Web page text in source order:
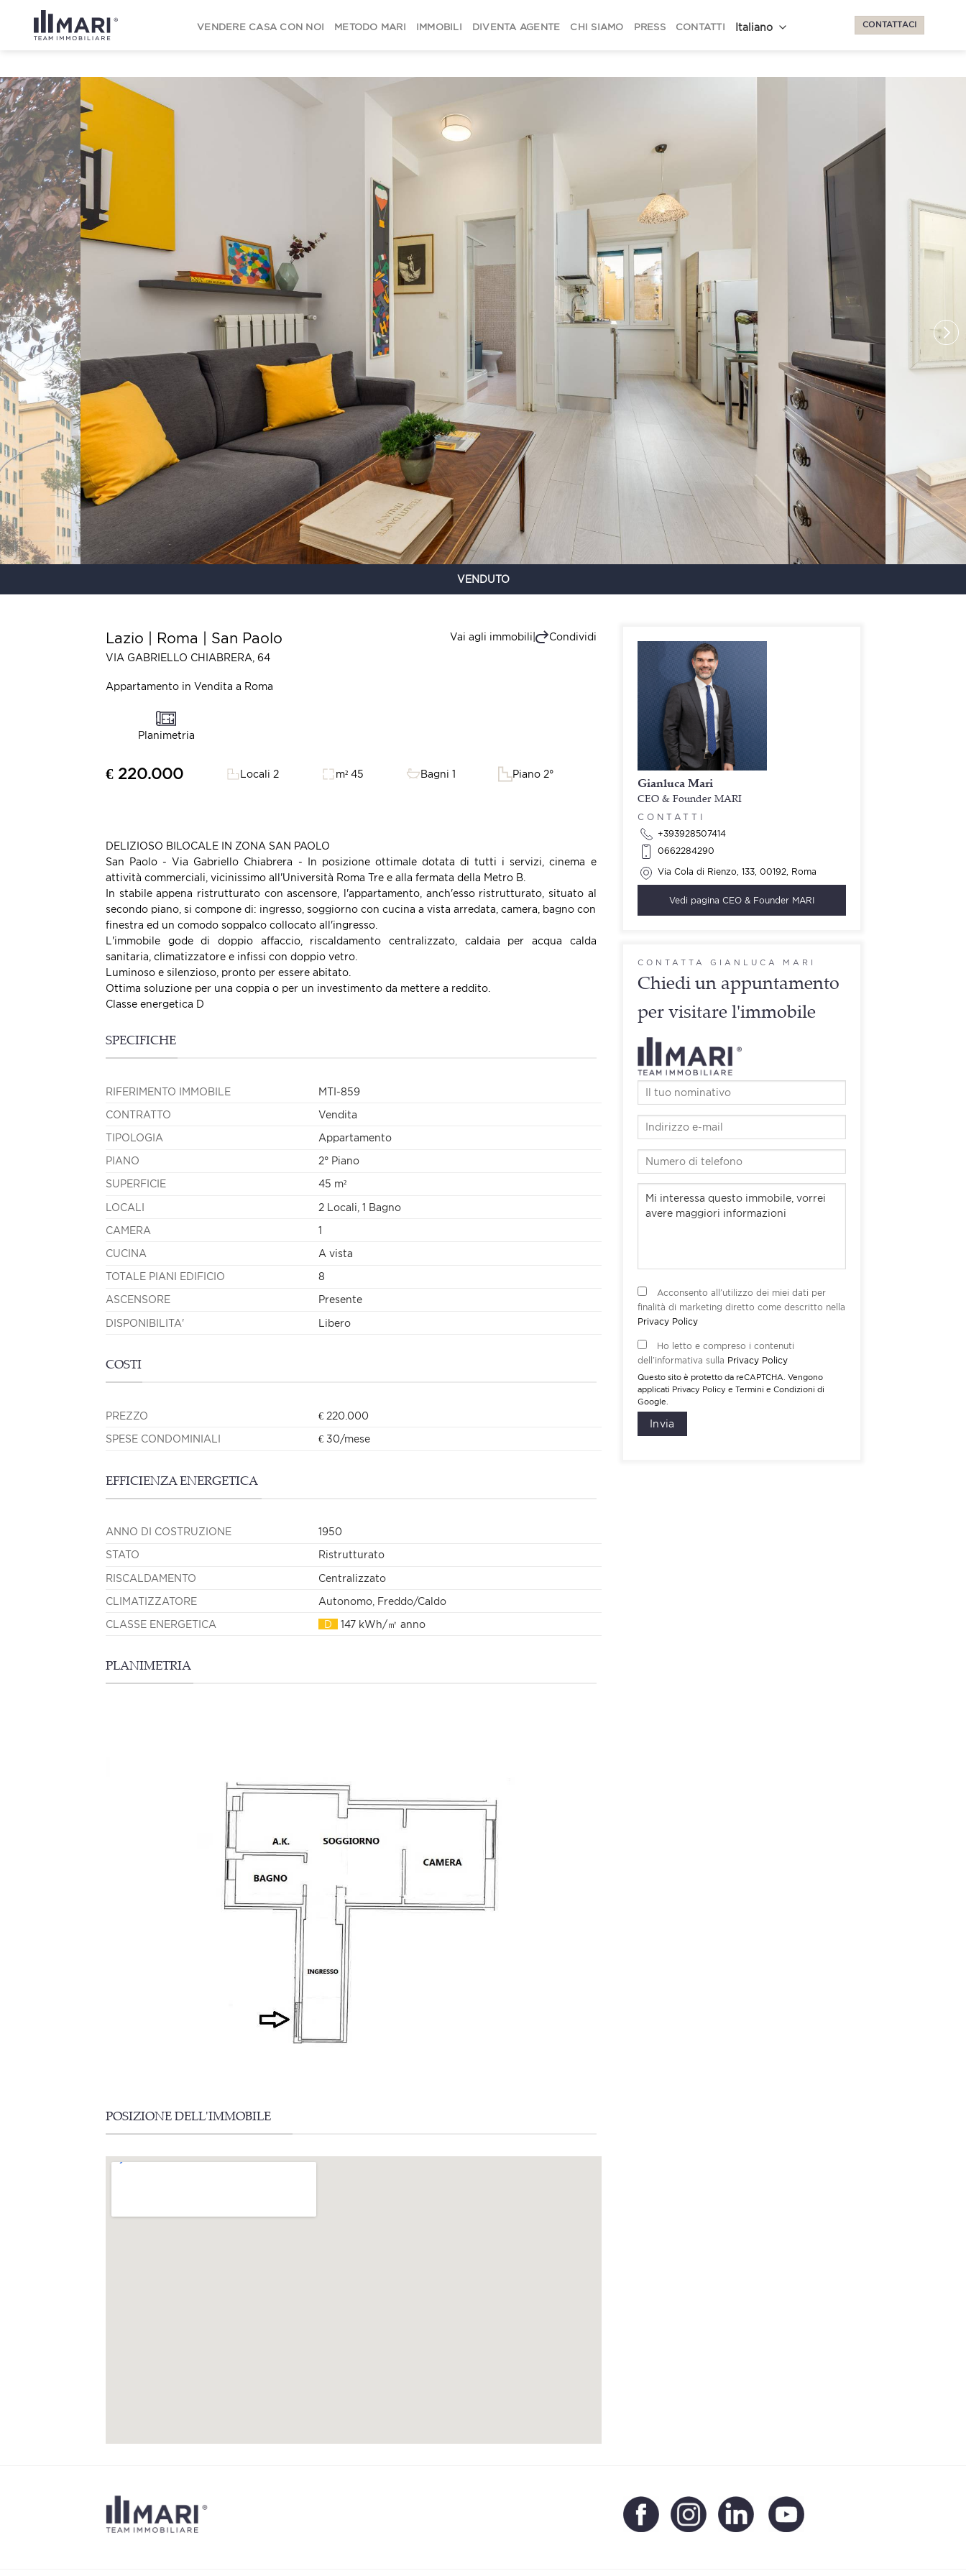
VENDERE CASA CON NOI METODO MARI IMMOBILI DIVENTA AGENTE CHI SIAMO PRESS CONTATTI CONTATTACI
VENDUTO
Lazio | Roma | San Paolo
VIA GABRIELLO CHIABRERA, 64
Appartamento in Vendita a Roma
Vai agli immobili Condividi
Planimetria
€ 220.000 Locali 2 m² 45 Bagni 1 Piano 2°
DELIZIOSO BILOCALE IN ZONA SAN PAOLO
San Paolo - Via Gabriello Chiabrera - In posizione ottimale dotata di tutti i servizi, cinema e
attività commerciali, vicinissimo all'Università Roma Tre e alla fermata della Metro B.
In stabile appena ristrutturato con ascensore, l'appartamento, anch'esso ristrutturato, situato al
secondo piano, si compone di: ingresso, soggiorno con cucina a vista arredata, camera, bagno con
finestra ed un comodo soppalco collocato all'ingresso.
L'immobile gode di doppio affaccio, riscaldamento centralizzato, caldaia per acqua calda
sanitaria, climatizzatore e infissi con doppio vetro.
Luminoso e silenzioso, pronto per essere abitato.
Ottima soluzione per una coppia o per un investimento da mettere a reddito.
Classe energetica D
SPECIFICHE
RIFERIMENTO IMMOBILE MTI-859
CONTRATTO Vendita
TIPOLOGIA Appartamento
PIANO 2° Piano
SUPERFICIE 45 m²
LOCALI 2 Locali, 1 Bagno
CAMERA 1
CUCINA A vista
TOTALE PIANI EDIFICIO 8
ASCENSORE Presente
DISPONIBILITA' Libero
COSTI
PREZZO € 220.000
SPESE CONDOMINIALI € 30/mese
EFFICIENZA ENERGETICA
ANNO DI COSTRUZIONE 1950
STATO Ristrutturato
RISCALDAMENTO Centralizzato
CLIMATIZZATORE Autonomo, Freddo/Caldo
CLASSE ENERGETICA D 147 kWh/㎡ anno
PLANIMETRIA
POSIZIONE DELL'IMMOBILE
Gianluca Mari
CEO & Founder MARI
CONTATTI
+393928507414
0662284290
Via Cola di Rienzo, 133, 00192, Roma
Vedi pagina CEO & Founder MARI
CONTATTA GIANLUCA MARI
Chiedi un appuntamento
per visitare l'immobile
Acconsento all’utilizzo dei miei dati per
finalità di marketing diretto come descritto nella
Privacy Policy
Ho letto e compreso i contenuti
dell’informativa sulla Privacy Policy
Questo sito è protetto da reCAPTCHA. Vengono
applicati Privacy Policy e Termini e Condizioni di
Google.
Invia